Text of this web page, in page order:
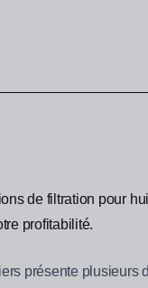
de filtration pour
profitabilité.
présente